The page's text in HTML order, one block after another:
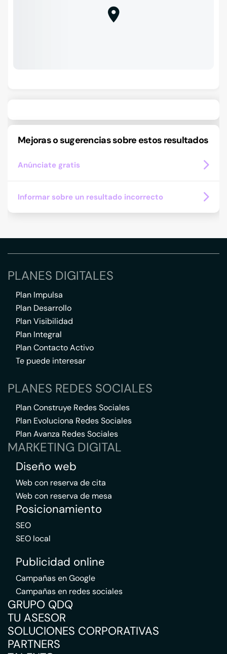
Mejoras o sugerencias sobre estos resultados
Anúnciate gratis
Informar sobre un resultado incorrecto
PLANES DIGITALES
Plan Impulsa
Plan Desarrollo
Plan Visibilidad
Plan Integral
Plan Contacto Activo
Te puede interesar
PLANES REDES SOCIALES
Plan Construye Redes Sociales
Plan Evoluciona Redes Sociales
Plan Avanza Redes Sociales
MARKETING DIGITAL
Diseño web
Web con reserva de cita
Web con reserva de mesa
Posicionamiento
SEO
SEO local
Publicidad online
Campañas en Google
Campañas en redes sociales
GRUPO QDQ
TU ASESOR
SOLUCIONES CORPORATIVAS
PARTNERS